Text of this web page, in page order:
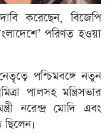
করেছেন, বিজেপি
পরিণত হওয়া
পশ্চিমবঙ্গে নতুন
পালসহ মন্ত্রিসভার
নরেন্দ্র মোদি এবং
ছিলেন।